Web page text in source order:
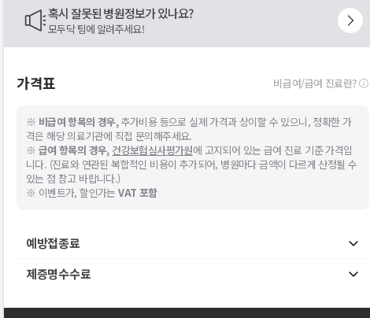
혹시 잘못된 병원정보가 있나요?
모두닥 팀에 알려주세요!
가격표 비급여/급여 진료란?
※ 비급여 항목의 경우,추가비용 등으로 실제 가격과 상이할 수 있으니, 정확한 가
격은 해당 의료기관에 직접 문의해주세요.
※ 급여 항목의 경우, 건강보험심사평가원에 고지되어 있는 급여 진료 기준 가격입
니다. (진료와 연관된 복합적인 비용이 추가되어, 병원마다 금액이 다르게 산정될 수
있는 점 참고 바랍니다.)
※ 이벤트가, 할인가는VAT 포함
예방접종료
제증명수수료